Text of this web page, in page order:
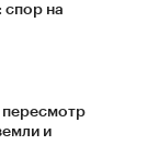
спор на
и